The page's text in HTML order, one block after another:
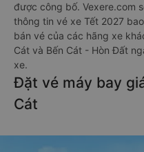
được công bố. Vexere.com
thông tin vé xe Tết 2027
bán vé của các hãng xe
Cát và Bến Cát - Hòn Đất
xe.
Đặt vé máy bay
Cát